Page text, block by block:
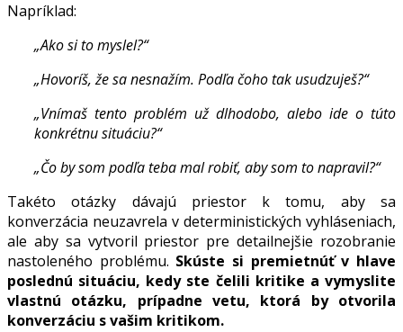
Napríklad:
„Ako si to myslel?“
„Hovoríš, že sa nesnažím. Podľa čoho tak usudzuješ?“
„Vnímaš tento problém už dlhodobo, alebo ide o túto
konkrétnu situáciu?“
„Čo by som podľa teba mal robiť, aby som to napravil?“
Takéto otázky dávajú priestor k tomu, aby sa
konverzácia neuzavrela v deterministických vyhláseniach,
ale aby sa vytvoril priestor pre detailnejšie rozobranie
nastoleného problému. Skúste si premietnúť v hlave
poslednú situáciu, kedy ste čelili kritike a vymyslite
vlastnú otázku, prípadne vetu, ktorá by otvorila
konverzáciu s vašim kritikom.